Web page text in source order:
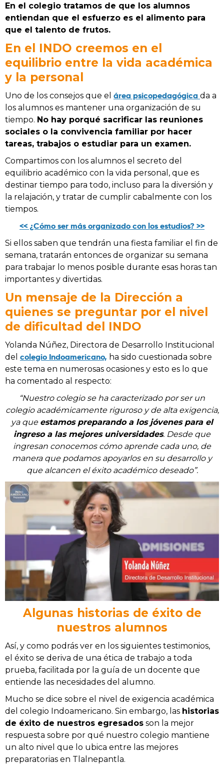
En el colegio tratamos de que los alumnos
entiendan que el esfuerzo es el alimento para
que el talento de frutos.
En el INDO creemos en el
equilibrio entre la vida académica
y la personal
Uno de los consejos que el área psicopedagógica da a
los alumnos es mantener una organización de su
tiempo. No hay porqué sacrificar las reuniones
sociales o la convivencia familiar por hacer
tareas, trabajos o estudiar para un examen.
Compartimos con los alumnos el secreto del
equilibrio académico con la vida personal, que es
destinar tiempo para todo, incluso para la diversión y
la relajación, y tratar de cumplir cabalmente con los
tiempos.
<< ¿Cómo ser más organizado con los estudios? >>
Si ellos saben que tendrán una fiesta familiar el fin de
semana, tratarán entonces de organizar su semana
para trabajar lo menos posible durante esas horas tan
importantes y divertidas.
Un mensaje de la Dirección a
quienes se preguntar por el nivel
de dificultad del INDO
Yolanda Núñez, Directora de Desarrollo Institucional
del colegio Indoamericano, ha sido cuestionada sobre
este tema en numerosas ocasiones y esto es lo que
ha comentado al respecto:
“Nuestro colegio se ha caracterizado por ser un
colegio académicamente riguroso y de alta exigencia,
ya que estamos preparando a los jóvenes para el
ingreso a las mejores universidades. Desde que
ingresan conocemos cómo aprende cada uno, de
manera que podamos apoyarlos en su desarrollo y
que alcancen el éxito académico deseado”.
Algunas historias de éxito de
nuestros alumnos
Así, y como podrás ver en los siguientes testimonios,
el éxito se deriva de una ética de trabajo a toda
prueba, facilitada por la guía de un docente que
entiende las necesidades del alumno.
Mucho se dice sobre el nivel de exigencia académica
del colegio Indoamericano. Sin embargo, las historias
de éxito de nuestros egresados son la mejor
respuesta sobre por qué nuestro colegio mantiene
un alto nivel que lo ubica entre las mejores
preparatorias en Tlalnepantla.